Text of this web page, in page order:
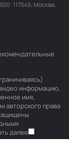
· 117545, Москва,
информацию,
имя,
авторского права
далее